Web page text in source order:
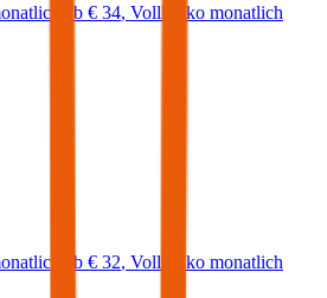
ab € 34, Vollkasko monatlich
ab € 32, Vollkasko monatlich